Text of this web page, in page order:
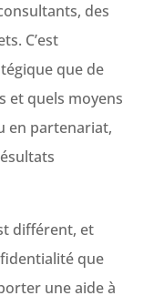
des
C’est
que de
et quels moyens
en partenariat,
différent, et
que
une aide à